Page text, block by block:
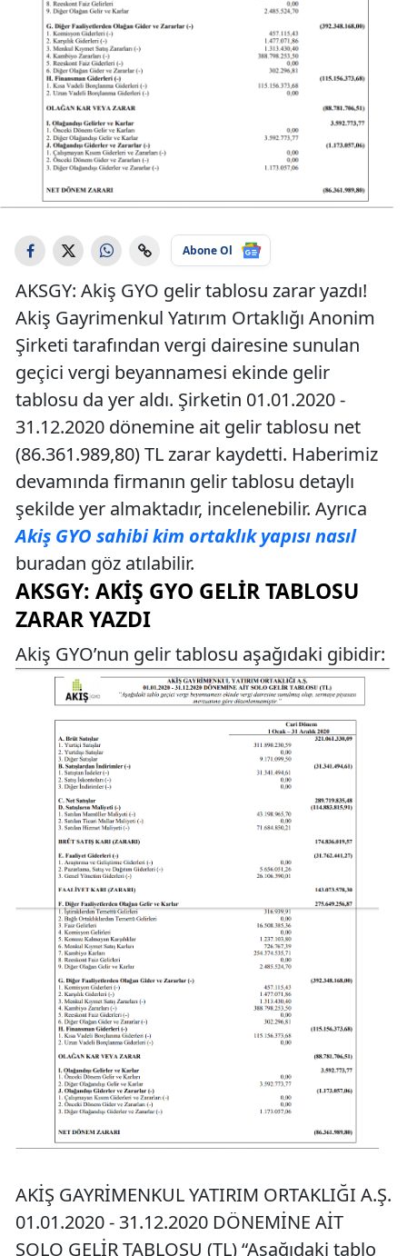
Abone Ol
AKSGY: Akiş GYO gelir tablosu zarar yazdı!
Akiş Gayrimenkul Yatırım Ortaklığı Anonim
Şirketi tarafından vergi dairesine sunulan
geçici vergi beyannamesi ekinde gelir
tablosu da yer aldı. Şirketin 01.01.2020 -
31.12.2020 dönemine ait gelir tablosu net
(86.361.989,80) TL zarar kaydetti. Haberimiz
devamında firmanın gelir tablosu detaylı
şekilde yer almaktadır, incelenebilir. Ayrıca
Akiş GYO sahibi kim ortaklık yapısı nasıl
buradan göz atılabilir.
AKSGY: AKIŞ GYO GELIR TABLOSU
ZARAR YAZDI
Akiş GYO’nun gelir tablosu aşağıdaki gibidir:
AKİŞ GAYRİMENKUL YATIRIM ORTAKLIĞI A.Ş.
01.01.2020 - 31.12.2020 DÖNEMİNE AİT
SOLO GELİR TABLOSU (TL) “Aşağıdaki tablo